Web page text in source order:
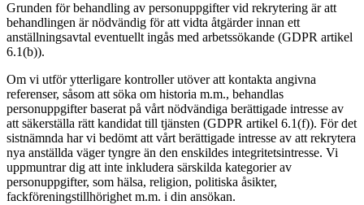
Grunden för behandling av personuppgifter vid rekrytering är att
behandlingen är nödvändig för att vidta åtgärder innan ett
anställningsavtal eventuellt ingås med arbetssökande (GDPR artikel
6.1(b)).
Om vi utför ytterligare kontroller utöver att kontakta angivna
referenser, såsom att söka om historia m.m., behandlas
personuppgifter baserat på vårt nödvändiga berättigade intresse av
att säkerställa rätt kandidat till tjänsten (GDPR artikel 6.1(f)). För det
sistnämnda har vi bedömt att vårt berättigade intresse av att rekrytera
nya anställda väger tyngre än den enskildes integritetsintresse. Vi
uppmuntrar dig att inte inkludera särskilda kategorier av
personuppgifter, som hälsa, religion, politiska åsikter,
fackföreningstillhörighet m.m. i din ansökan.